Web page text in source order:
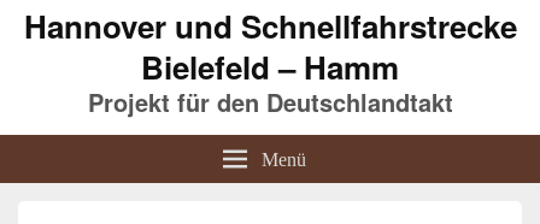
Hannover und Schnellfahrstrecke
Bielefeld – Hamm
Projekt für den Deutschlandtakt
Menü